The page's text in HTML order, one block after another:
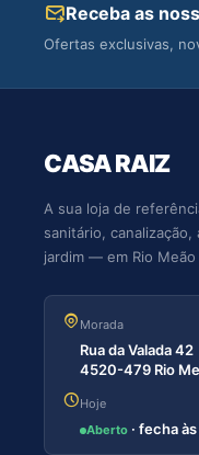
Receba as
Ofertas exclusivas,
CASA RAIZ
A sua loja de
sanitário,
jardim — em Rio
Morada
Rua da Valada 42
4520-479 Rio
Hoje
Aberto · fecha